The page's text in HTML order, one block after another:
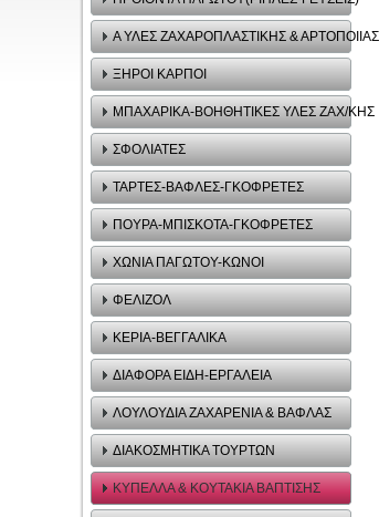
Α ΥΛΕΣ ΖΑΧΑΡΟΠΛΑΣΤΙΚΗΣ & ΑΡΤΟΠΟΙΙΑΣ
ΞΗΡΟΙ ΚΑΡΠΟΙ
ΜΠΑΧΑΡΙΚΑ-ΒΟΗΘΗΤΙΚΕΣ ΥΛΕΣ ΖΑΧ/ΚΗΣ
ΣΦΟΛΙΑΤΕΣ
ΤΑΡΤΕΣ-ΒΑΦΛΕΣ-ΓΚΟΦΡΕΤΕΣ
ΠΟΥΡΑ-ΜΠΙΣΚΟΤΑ-ΓΚΟΦΡΕΤΕΣ
ΧΩΝΙΑ ΠΑΓΩΤΟΥ-ΚΩΝΟΙ
ΦΕΛΙΖΟΛ
ΚΕΡΙΑ-ΒΕΓΓΑΛΙΚΑ
ΔΙΑΦΟΡΑ ΕΙΔΗ-ΕΡΓΑΛΕΙΑ
ΛΟΥΛΟΥΔΙΑ ΖΑΧΑΡΕΝΙΑ & ΒΑΦΛΑΣ
ΔΙΑΚΟΣΜΗΤΙΚΑ TΟΥΡΤΩΝ
ΚΥΠΕΛΛΑ & ΚΟΥΤΑΚΙΑ ΒΑΠΤΙΣΗΣ